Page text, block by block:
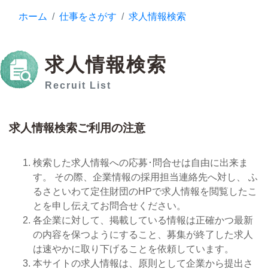
ホーム 仕事をさがす 求人情報検索
求人情報検索
Recruit List
求人情報検索ご利用の注意
検索した求人情報への応募･問合せは自由に出来ま
す。 その際、企業情報の採用担当連絡先へ対し、 ふ
るさといわて定住財団のHPで求人情報を閲覧したこ
とを申し伝えてお問合せください。
各企業に対して、掲載している情報は正確かつ最新
の内容を保つようにすること、募集が終了した求人
は速やかに取り下げることを依頼しています。
本サイトの求人情報は、原則として企業から提出さ